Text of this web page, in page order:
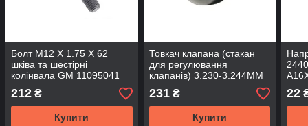
Болт M12 X 1.75 X 62
шківа та шестірні
колінвала GM 11095041
A16XER A16LET Z16XEP
Z16XE1 Z18XE OPEL
Astra-G/H
212 ₴
Купити
Товкач клапана (стакан
для регулювання
клапанів) 3.230-3.244MM
(IDENT 24X) GM 5640006
55353764 A16LET A16XER
A18XER Z16LET Z16XE1
Z16XEP Z16XER
231₴
Купити
22